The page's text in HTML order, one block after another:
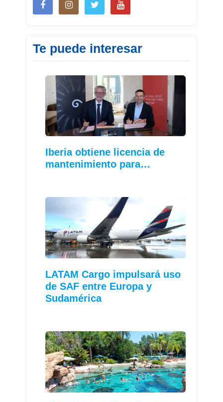
Te puede interesar
Iberia obtiene licencia de
mantenimiento para…
LATAM Cargo impulsará uso
de SAF entre Europa y
Sudamérica